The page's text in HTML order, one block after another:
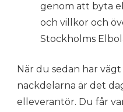
genom att byta
och villkor och
Stockholms
När du sedan har
nackdelarna är det
elleverantör. Du får